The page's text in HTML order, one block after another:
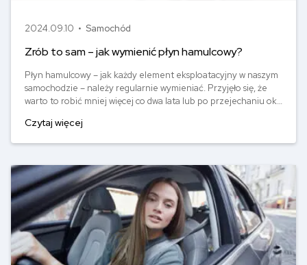
2024.09.10 • Samochód
Zrób to sam – jak wymienić płyn hamulcowy?
Płyn hamulcowy – jak każdy element eksploatacyjny w naszym
samochodzie – należy regularnie wymieniać. Przyjęło się, że
warto to robić mniej więcej co dwa lata lub po przejechaniu ok.
hamulcowego wraz z użytkowaniem pojazdu dostaje się woda,
Czytaj więcej